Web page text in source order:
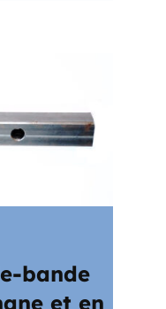
bande
et en